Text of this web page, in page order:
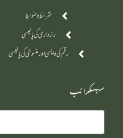
شرائط و ضوابط
رازداری کی پالیسی
رقم کی واپسی اور منسوخی کی پالیسی
سبسکرائب